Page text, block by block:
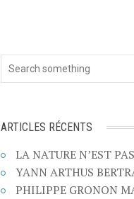
ARTICLES RÉCENTS
LA NATURE N’EST
YANN ARTHUS
PHILIPPE GRONON